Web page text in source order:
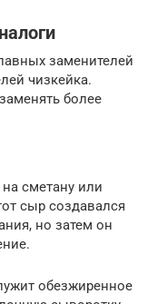
заменителей
чизкейка.
более
сметану или
сыр создавался
но затем он
обезжиренное